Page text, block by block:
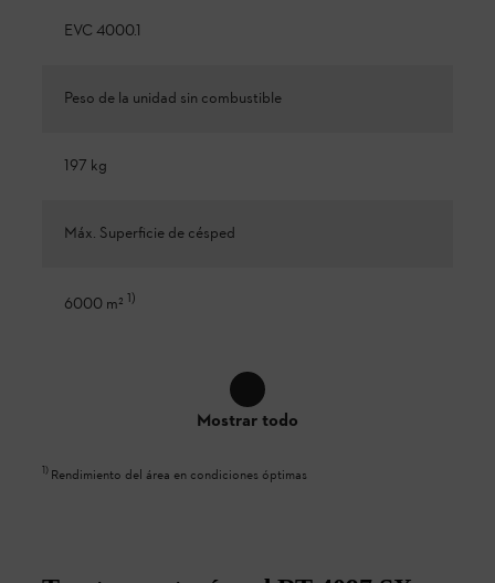
EVC 4000.1
Peso de la unidad sin combustible
197 kg
Máx. Superficie de césped
6000 m² 1)
Mostrar todo
1) Rendimiento del área en condiciones óptimas